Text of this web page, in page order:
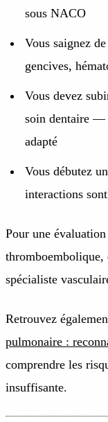
sous NACO
Vous saignez
gencives,
Vous devez
soin dentaire —
adapté
Vous débutez
interactions
Pour une
thromboembolique,
spécialiste
Retrouvez
pulmonaire :
comprendre les
insuffisante.